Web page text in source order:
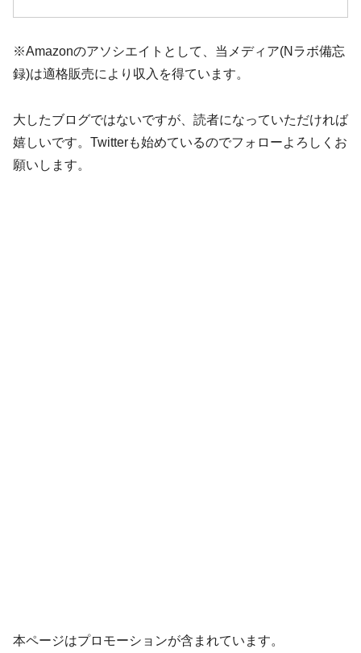
※Amazonのアソシエイトとして、当メディア(Nラボ備忘
録)は適格販売により収入を得ています。
大したブログではないですが、読者になっていただければ
嬉しいです。Twitterも始めているのでフォローよろしくお
願いします。
本ページはプロモーションが含まれています。